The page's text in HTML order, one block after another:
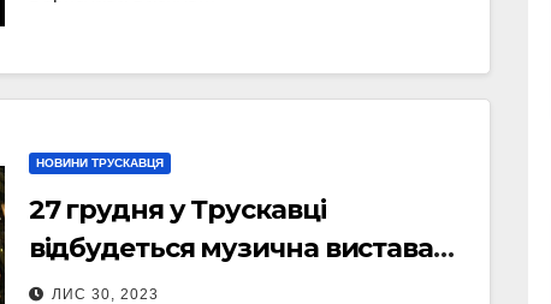
НОВИНИ ТРУСКАВЦЯ
27 грудня у Трускавці
відбудеться музична вистава
“Ніхто не одинокий на Різдво”
ЛИС 30, 2023